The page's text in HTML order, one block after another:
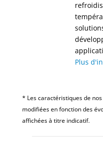
Plus
* Les caractéristiques de
modifiées en fonction des
affichées à titre indicatif.